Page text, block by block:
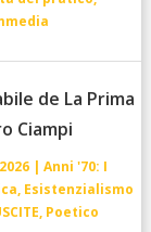
de La Prima
Ciampi
| Anni '70: I
, Esistenzialismo
, Poetico